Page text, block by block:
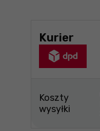
Kurier
Koszty
wysyłki